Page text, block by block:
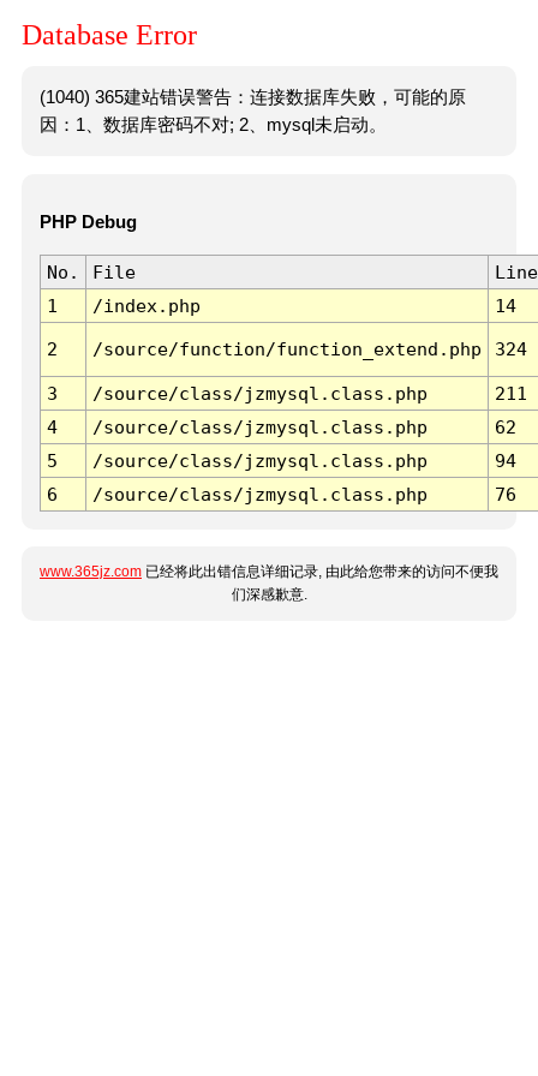
Database Error
(1040) 365建站错误警告：连接数据库失败，可能的原
因：1、数据库密码不对; 2、mysql未启动。
PHP Debug
No. File
Line
1
/index.php 14
2 /source/function/function_extend.php 324
3 /source/class/jzmysql.class.php
211
4
/source/class/jzmysql.class.php
62
5
/source/class/jzmysql.class.php
94
6
/source/class/jzmysql.class.php 76
www.365jz.com 已经将此出错信息详细记录, 由此给您带来的访问不便我
们深感歉意.